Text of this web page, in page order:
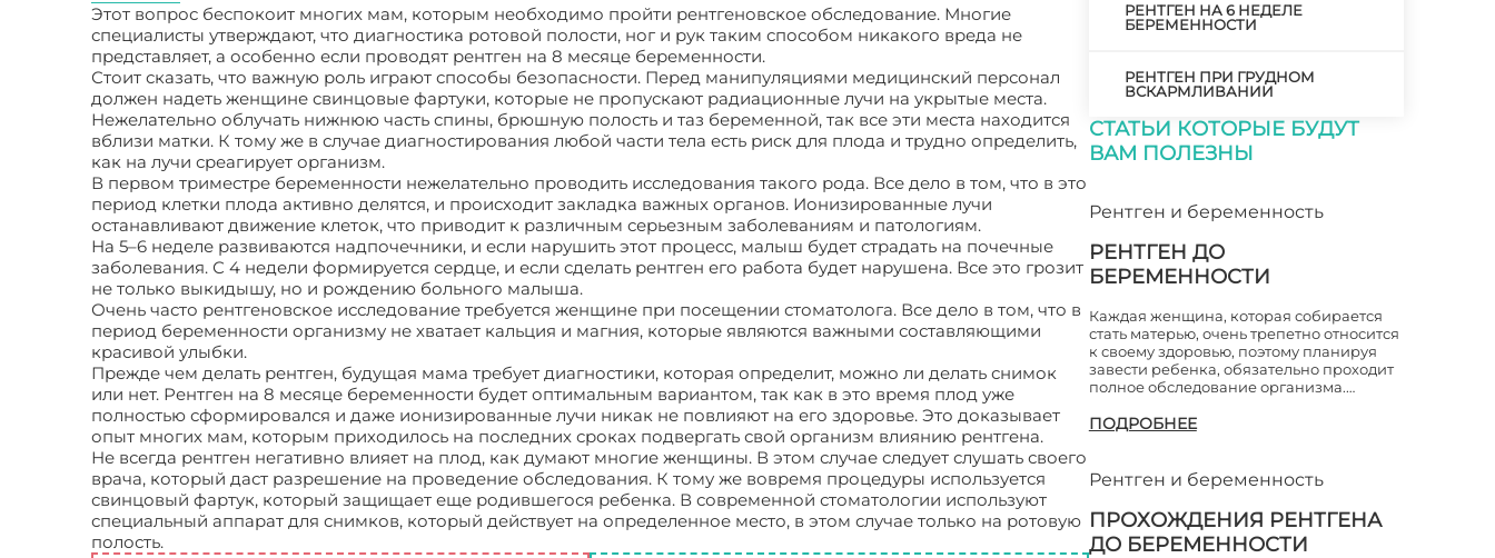
Этот вопрос беспокоит многих мам, которым необходимо пройти рентгеновское обследование. Многие
специалисты утверждают, что диагностика ротовой полости, ног и рук таким способом никакого вреда не
представляет, а особенно если проводят рентген на 8 месяце беременности.
Стоит сказать, что важную роль играют способы безопасности. Перед манипуляциями медицинский персонал
должен надеть женщине свинцовые фартуки, которые не пропускают радиационные лучи на укрытые места.
Нежелательно облучать нижнюю часть спины, брюшную полость и таз беременной, так все эти места находится
вблизи матки. К тому же в случае диагностирования любой части тела есть риск для плода и трудно определить,
как на лучи среагирует организм.
В первом триместре беременности нежелательно проводить исследования такого рода. Все дело в том, что в это
период клетки плода активно делятся, и происходит закладка важных органов. Ионизированные лучи
останавливают движение клеток, что приводит к различным серьезным заболеваниям и патологиям.
На 5–6 неделе развиваются надпочечники, и если нарушить этот процесс, малыш будет страдать на почечные
заболевания. С 4 недели формируется сердце, и если сделать рентген его работа будет нарушена. Все это грозит
не только выкидышу, но и рождению больного малыша.
Очень часто рентгеновское исследование требуется женщине при посещении стоматолога. Все дело в том, что в
период беременности организму не хватает кальция и магния, которые являются важными составляющими
красивой улыбки.
Прежде чем делать рентген, будущая мама требует диагностики, которая определит, можно ли делать снимок
или нет. Рентген на 8 месяце беременности будет оптимальным вариантом, так как в это время плод уже
полностью сформировался и даже ионизированные лучи никак не повлияют на его здоровье. Это доказывает
опыт многих мам, которым приходилось на последних сроках подвергать свой организм влиянию рентгена.
Не всегда рентген негативно влияет на плод, как думают многие женщины. В этом случае следует слушать своего
врача, который даст разрешение на проведение обследования. К тому же вовремя процедуры используется
свинцовый фартук, который защищает еще родившегося ребенка. В современной стоматологии используют
специальный аппарат для снимков, который действует на определенное место, в этом случае только на ротовую
полость.
РЕНТГЕН НА 6 НЕДЕЛЕ
БЕРЕМЕННОСТИ
РЕНТГЕН ПРИ ГРУДНОМ
ВСКАРМЛИВАНИИ
СТАТЬИ КОТОРЫЕ БУДУТ
ВАМ ПОЛЕЗНЫ
Рентген и беременность
РЕНТГЕН ДО
БЕРЕМЕННОСТИ
Каждая женщина, которая собирается
стать матерью, очень трепетно относится
к своему здоровью, поэтому планируя
завести ребенка, обязательно проходит
полное обследование организма.…
ПОДРОБНЕЕ
Рентген и беременность
ПРОХОЖДЕНИЯ РЕНТГЕНА
ДО БЕРЕМЕННОСТИ